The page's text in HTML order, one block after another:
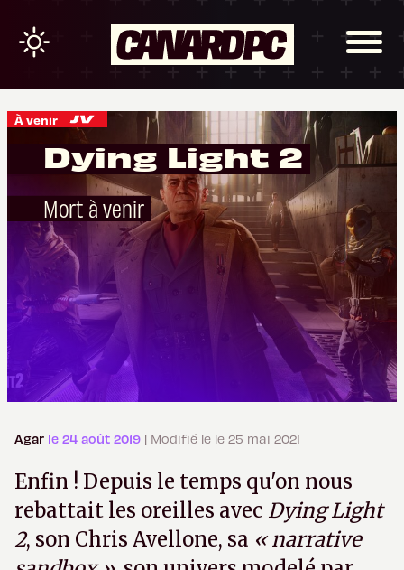
À venir
Dying Light 2
Mort à venir
Agar le 24 août 2019 | Modifié le le 25 mai 2021
Enfin ! Depuis le temps qu'on nous
rebattait les oreilles avec Dying Light
2, son Chris Avellone, sa « narrative